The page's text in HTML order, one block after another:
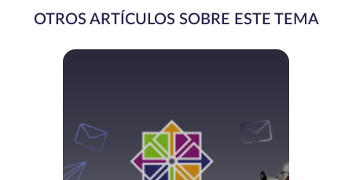
OTROS ARTÍCULOS SOBRE ESTE TEMA